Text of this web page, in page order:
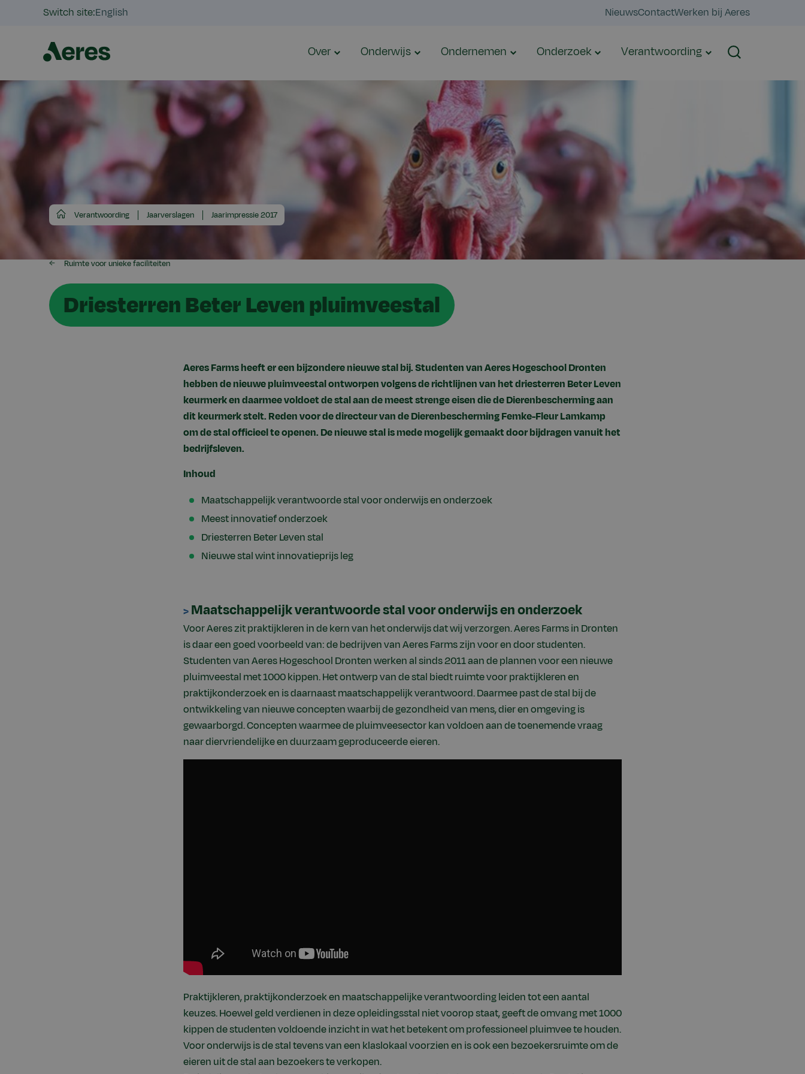
Switch site:English NieuwsContactWerken bij Aeres
Over Onderwijs Ondernemen Onderzoek Verantwoording Zoeken
Aeres
Verantwoording Jaarverslagen Jaarimpressie 2017
Ruimte voor unieke faciliteiten
Driesterren Beter Leven pluimveestal
Aeres Farms heeft er een bijzondere nieuwe stal bij. Studenten van Aeres Hogeschool Dronten
hebben de nieuwe pluimveestal ontworpen volgens de richtlijnen van het driesterren Beter Leven
keurmerk en daarmee voldoet de stal aan de meest strenge eisen die de Dierenbescherming aan
dit keurmerk stelt. Reden voor de directeur van de Dierenbescherming Femke-Fleur Lamkamp
om de stal officieel te openen. De nieuwe stal is mede mogelijk gemaakt door bijdragen vanuit het
bedrijfsleven.
Inhoud
Maatschappelijk verantwoorde stal voor onderwijs en onderzoek
Meest innovatief onderzoek
Driesterren Beter Leven stal
Nieuwe stal wint innovatieprijs leg
> Maatschappelijk verantwoorde stal voor onderwijs en onderzoek
Voor Aeres zit praktijkleren in de kern van het onderwijs dat wij verzorgen. Aeres Farms in Dronten
is daar een goed voorbeeld van: de bedrijven van Aeres Farms zijn voor en door studenten.
Studenten van Aeres Hogeschool Dronten werken al sinds 2011 aan de plannen voor een nieuwe
pluimveestal met 1000 kippen. Het ontwerp van de stal biedt ruimte voor praktijkleren en
praktijkonderzoek en is daarnaast maatschappelijk verantwoord. Daarmee past de stal bij de
ontwikkeling van nieuwe concepten waarbij de gezondheid van mens, dier en omgeving is
gewaarborgd. Concepten waarmee de pluimveesector kan voldoen aan de toenemende vraag
naar diervriendelijke en duurzaam geproduceerde eieren.
Praktijkleren, praktijkonderzoek en maatschappelijke verantwoording leiden tot een aantal
keuzes. Hoewel geld verdienen in deze opleidingsstal niet voorop staat, geeft de omvang met 1000
kippen de studenten voldoende inzicht in wat het betekent om professioneel pluimvee te houden.
Voor onderwijs is de stal tevens van een klaslokaal voorzien en is ook een bezoekersruimte om de
eieren uit de stal aan bezoekers te verkopen.